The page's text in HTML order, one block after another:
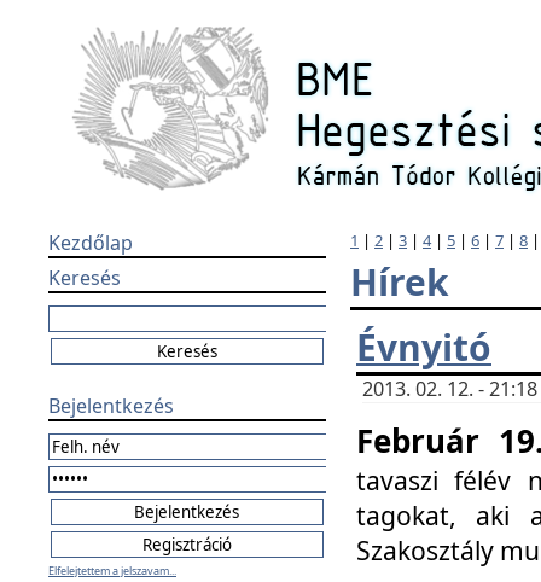
Kezdőlap
Keresés
Bejelentkezés
Elfelejtettem a jelszavam...
1 | 2 | 3 | 4| 5 | 6 | 7 | 8
Hírek
Évnyitó
2013. 02. 12. -
Február
tavaszi félév
tagokat, aki
Szakosztály